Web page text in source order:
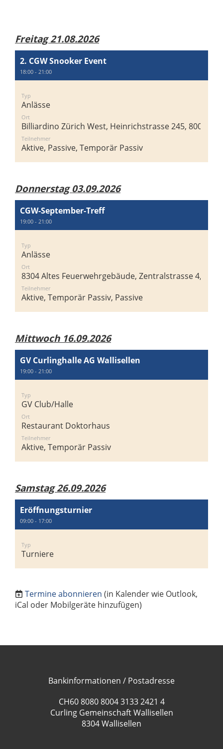
Freitag 21.08.2026
2. CGW Snooker Event
18:00 - 21:00
Typ
Anlässe
Ort
Billiardino Zürich West, Heinrichstrasse 245, 8005
Teilnehmer
Aktive, Passive, Temporär Passiv
Donnerstag 03.09.2026
CGW-September-Treff
19:00 - 21:00
Typ
Anlässe
Ort
8304 Altes Feuerwehrgebäude, Zentralstrasse 4,
Teilnehmer
Aktive, Temporär Passiv, Passive
Mittwoch 16.09.2026
GV Curlinghalle AG Wallisellen
19:00 - 21:00
Typ
GV Club/Halle
Ort
Restaurant Doktorhaus
Teilnehmer
Aktive, Temporär Passiv
Samstag 26.09.2026
Eröffnungsturnier
09:00 - 17:00
Typ
Turniere
Termine abonnieren (in Kalender wie Outlook,
iCal oder Mobilgeräte hinzufügen)
Bankinformationen / Postadresse
CH60 8080 8004 3133 2421 4
Curling Gemeinschaft Wallisellen
8304 Wallisellen